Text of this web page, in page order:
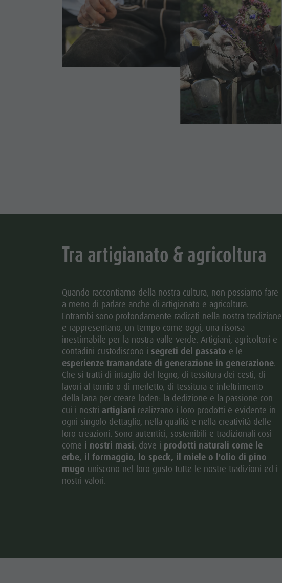
DOLOMITI UNESCO
ATTRAZIONI
FAMIGLIA & BAMBINI
EVENTI
Cook the Mountain
Tra artigianato & agricoltura
Quando raccontiamo della nostra cultura, non possiamo fare
a meno di parlare anche di artigianato e agricoltura.
Entrambi sono profondamente radicati nella nostra tradizione
e rappresentano, un tempo come oggi, una risorsa
inestimabile per la nostra valle verde. Artigiani, agricoltori e
contadini custodiscono i segreti del passato e le
esperienze tramandate di generazione in generazione.
Che si tratti di intaglio del legno, di tessitura dei cesti, di
lavori al tornio o di merletto, di tessitura e infeltrimento
della lana per creare loden: la dedizione e la passione con
cui i nostri artigiani realizzano i loro prodotti è evidente in
ogni singolo dettaglio, nella qualità e nella creatività delle
loro creazioni. Sono autentici, sostenibili e tradizionali così
come i nostri masi, dove i prodotti naturali come le
erbe, il formaggio, lo speck, il miele o l'olio di pino
mugo uniscono nel loro gusto tutte le nostre tradizioni ed i
nostri valori.